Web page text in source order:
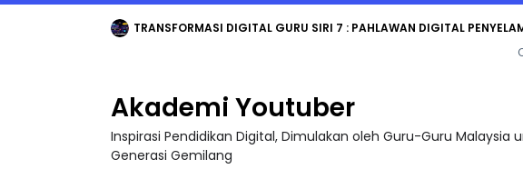
TRANSFORMASI DIGITAL GURU SIRI 7 : PAHLAWAN DIGITAL
Akademi Youtuber
Inspirasi Pendidikan Digital, Dimulakan oleh Guru-Guru Malaysia
Generasi Gemilang